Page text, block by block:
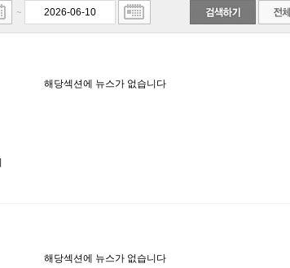
~
해당섹션에 뉴스가 없습니다
해당섹션에 뉴스가 없습니다